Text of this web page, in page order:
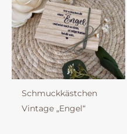
Schmuckkästchen
Vintage „Engel“